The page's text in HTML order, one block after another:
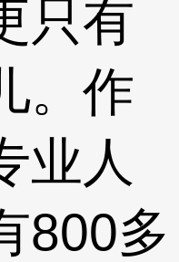
只有
。作
业人
800多